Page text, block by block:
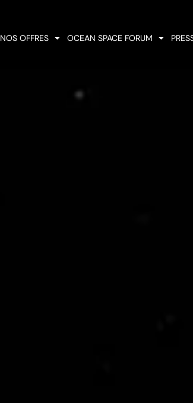
NOS OFFRES OCEAN SPACE FORUM